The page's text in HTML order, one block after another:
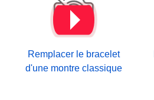
Remplacer le bracelet
d'une montre classique